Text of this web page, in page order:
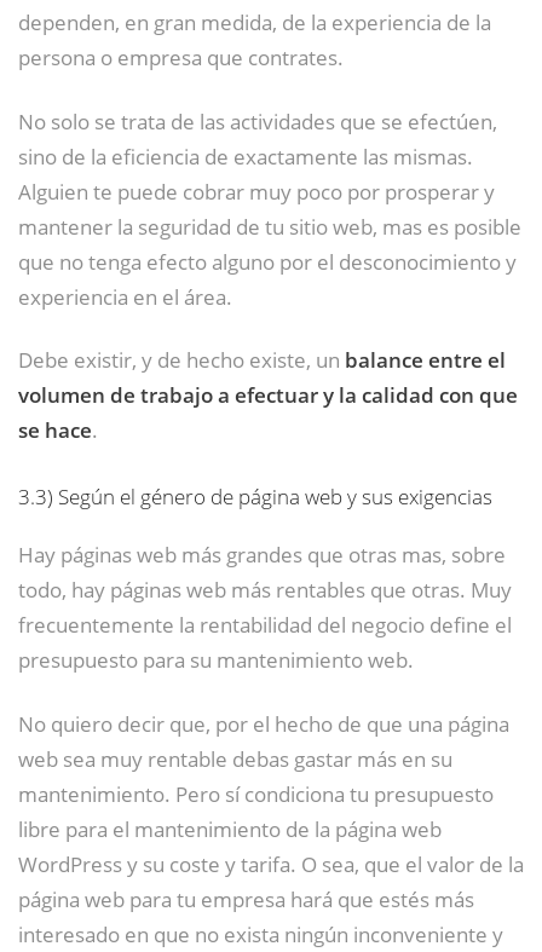
dependen, en gran medida, de la experiencia de la
persona o empresa que contrates.
No solo se trata de las actividades que se efectúen,
sino de la eficiencia de exactamente las mismas.
Alguien te puede cobrar muy poco por prosperar y
mantener la seguridad de tu sitio web, mas es posible
que no tenga efecto alguno por el desconocimiento y
experiencia en el área.
Debe existir, y de hecho existe, un balance entre el
volumen de trabajo a efectuar y la calidad con que
se hace.
3.3) Según el género de página web y sus exigencias
Hay páginas web más grandes que otras mas, sobre
todo, hay páginas web más rentables que otras. Muy
frecuentemente la rentabilidad del negocio define el
presupuesto para su mantenimiento web.
No quiero decir que, por el hecho de que una página
web sea muy rentable debas gastar más en su
mantenimiento. Pero sí condiciona tu presupuesto
libre para el mantenimiento de la página web
WordPress y su coste y tarifa. O sea, que el valor de la
página web para tu empresa hará que estés más
interesado en que no exista ningún inconveniente y